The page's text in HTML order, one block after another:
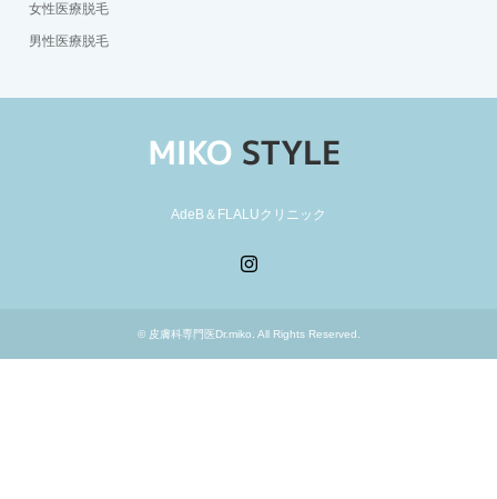
女性医療脱毛
男性医療脱毛
AdeB＆FLALUクリニック
© 皮膚科専門医Dr.miko. All Rights Reserved.